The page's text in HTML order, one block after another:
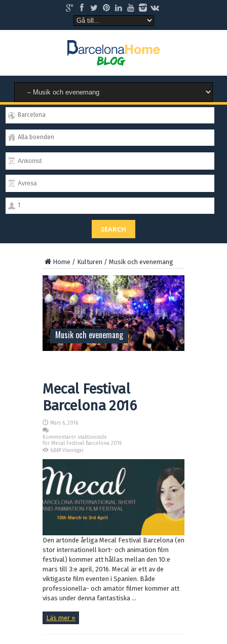
Barcelona
Alla boenden
1
SEARCH
Home / Kulturen / Musik och evenemang
Musik och evenemang
Mecal Festival
Barcelona 2016
Mars 6, 2016
Kommentarer inaktiverade
för Mecal Festival Barcelona 2016
6,869 Visningar
Den artonde årliga Mecal Festival Barcelona (en
stor internationell kort- och animation film
festival) kommer att hållas mellan den 10:e
mars till 3:e april, 2016. Mecal är ett av de
viktigaste film eventen i Spanien. Både
professionella- och amatör filmer kommer att
visas under denna fantastiska ...
Läs mer »